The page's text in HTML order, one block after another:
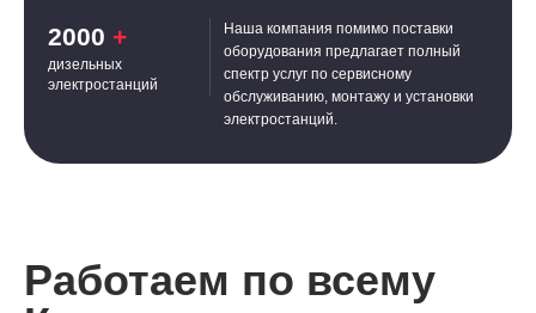
2000 +
дизельных
электростанций
Наша компания помимо поставки
оборудования предлагает полный
спектр услуг по сервисному
обслуживанию, монтажу и установки
электростанций.
Работаем по всему